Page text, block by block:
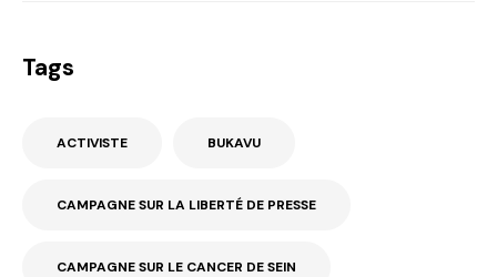
Tags
ACTIVISTE BUKAVU
CAMPAGNE SUR LA LIBERTÉ DE PRESSE
CAMPAGNE SUR LE CANCER DE SEIN